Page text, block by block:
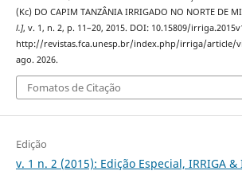
(Kc) DO CAPIM TANZÂNIA IRRIGADO NO NORTE DE
l.], v. 1, n. 2, p. 11–20, 2015. DOI: 10.15809/
http://revistas.fca.unesp.br/index.php/irriga/article/
ago. 2026.
Fomatos de Citação
Edição
v. 1 n. 2 (2015): Edição Especial, IRRIGA &